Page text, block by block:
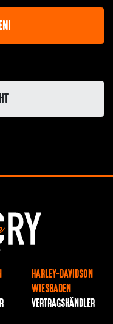
HARLEY-DAVIDSON
WIESBADEN
VERTRAGSHÄNDLER